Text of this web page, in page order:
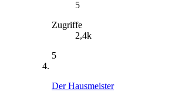
5
Zugriffe
2,4k
5
Der Hausmeister